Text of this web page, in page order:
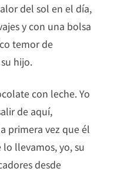
del sol en el día,
y con una bolsa
temor de
hijo.
con leche. Yo
de aquí,
primera vez que él
llevamos, yo, su
desde